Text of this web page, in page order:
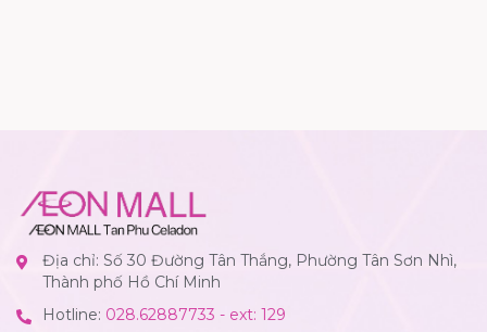
Địa chỉ: Số 30 Đường Tân Thắng, Phường Tân Sơn Nhì,
Thành phố Hồ Chí Minh
Hotline: 028.62887733 - ext: 129